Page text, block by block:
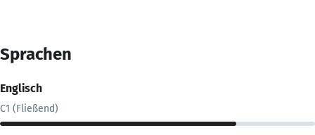
Sprachen
Englisch
C1 (Fließend)